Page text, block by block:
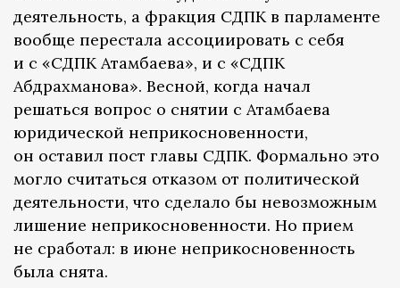
деятельность, а фракция СДПК в парламенте
вообще перестала ассоциировать с себя
и с «СДПК Атамбаева», и с «СДПК
Абдрахманова». Весной, когда начал
решаться вопрос о снятии с Атамбаева
юридической неприкосновенности,
он оставил пост главы СДПК. Формально это
могло считаться отказом от политической
деятельности, что сделало бы невозможным
лишение неприкосновенности. Но прием
не сработал: в июне неприкосновенность
была снята.